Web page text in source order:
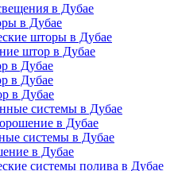
в Дубае
в Дубае
шторы в Дубае
штор в Дубае
в Дубае
в Дубае
в Дубае
системы в Дубае
в Дубае
системы в Дубае
в Дубае
системы полива в Дубае